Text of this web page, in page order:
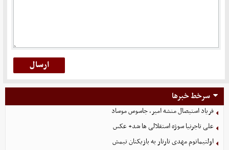
سرخط خبرها
فریاد استیصال منشه امیر، جاسوس موساد
علی تاجرنیا سوژه استقلالی‌ ها شد+ عکس
اولتیماتوم مهدی تارتار به بازیکنان تیمش